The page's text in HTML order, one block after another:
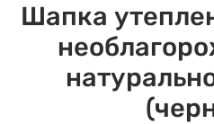
Шапка